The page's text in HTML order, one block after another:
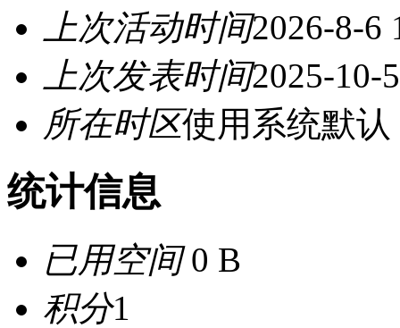
上次活动时间2026-8-6
上次发表时间2025-10-
所在时区使用系统默认
统计信息
已用空间0 B
积分1